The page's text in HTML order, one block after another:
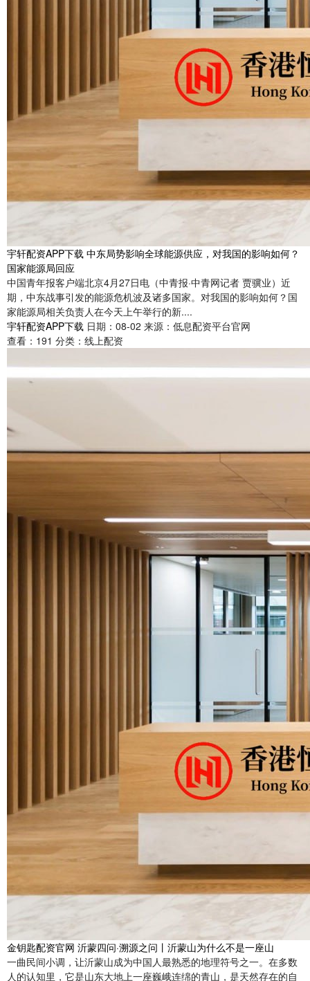
宇轩配资APP下载 中东局势影响全球能源供应，对我国的影响如何？
国家能源局回应
中国青年报客户端北京4月27日电（中青报·中青网记者 贾骥业）近
期，中东战事引发的能源危机波及诸多国家。对我国的影响如何？国
家能源局相关负责人在今天上午举行的新....
宇轩配资APP下载 日期：08-02 来源：低息配资平台官网
查看： 191 分类： 线上配资
金钥匙配资官网 沂蒙四问·溯源之问丨沂蒙山为什么不是一座山
一曲民间小调，让沂蒙山成为中国人最熟悉的地理符号之一。在多数
人的认知里，它是山东大地上一座巍峨连绵的青山，是天然存在的自